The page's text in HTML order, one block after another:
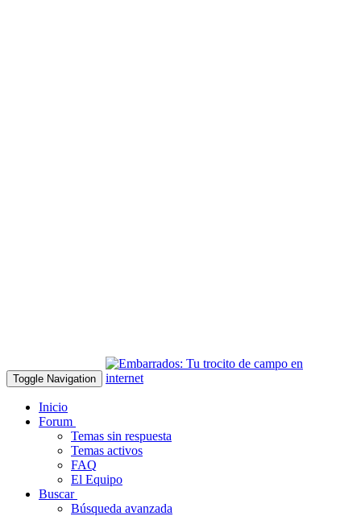
Toggle Navigation
Inicio
Forum
Temas sin respuesta
Temas activos
FAQ
El Equipo
Buscar
Búsqueda avanzada